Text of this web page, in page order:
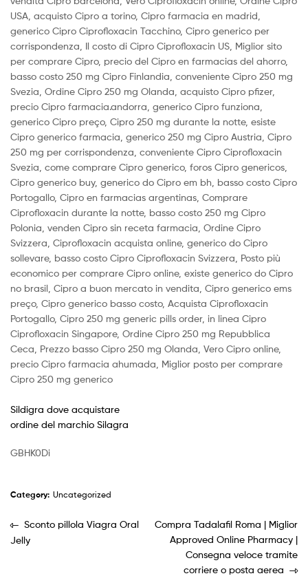
USA, acquisto Cipro a torino, Cipro farmacia en madrid,
generico Cipro Ciprofloxacin Tacchino, Cipro generico per
corrispondenza, Il costo di Cipro Ciprofloxacin US, Miglior sito
per comprare Cipro, precio del Cipro en farmacias del ahorro,
basso costo 250 mg Cipro Finlandia, conveniente Cipro 250 mg
Svezia, Ordine Cipro 250 mg Olanda, acquisto Cipro pfizer,
precio Cipro farmacia.andorra, generico Cipro funziona,
generico Cipro preço, Cipro 250 mg durante la notte, esiste
Cipro generico farmacia, generico 250 mg Cipro Austria, Cipro
250 mg per corrispondenza, conveniente Cipro Ciprofloxacin
Svezia, come comprare Cipro generico, foros Cipro genericos,
Cipro generico buy, generico do Cipro em bh, basso costo Cipro
Portogallo, Cipro en farmacias argentinas, Comprare
Ciprofloxacin durante la notte, basso costo 250 mg Cipro
Polonia, venden Cipro sin receta farmacia, Ordine Cipro
Svizzera, Ciprofloxacin acquista online, generico do Cipro
sollevare, basso costo Cipro Ciprofloxacin Svizzera, Posto più
economico per comprare Cipro online, existe generico do Cipro
no brasil, Cipro a buon mercato in vendita, Cipro generico ems
preço, Cipro generico basso costo, Acquista Ciprofloxacin
Portogallo, Cipro 250 mg generic pills order, in linea Cipro
Ciprofloxacin Singapore, Ordine Cipro 250 mg Repubblica
Ceca, Prezzo basso Cipro 250 mg Olanda, Vero Cipro online,
precio Cipro farmacia ahumada, Miglior posto per comprare
Cipro 250 mg generico
Sildigra dove acquistare
ordine del marchio Silagra
GBHK0Di
Category: Uncategorized
Sconto pillola Viagra Oral
Jelly
Compra Tadalafil Roma | Miglior
Approved Online Pharmacy |
Consegna veloce tramite
corriere o posta aerea